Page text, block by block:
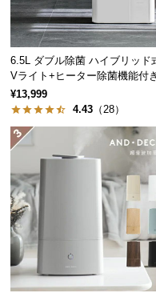
品・
キ
ャ
ン
セ
ル
て
保
証
に
つ
い
6.5L ダブル除菌 ハイブリッド
Vライト+ヒーター除菌機能付き
¥13,999
4.43 （28）